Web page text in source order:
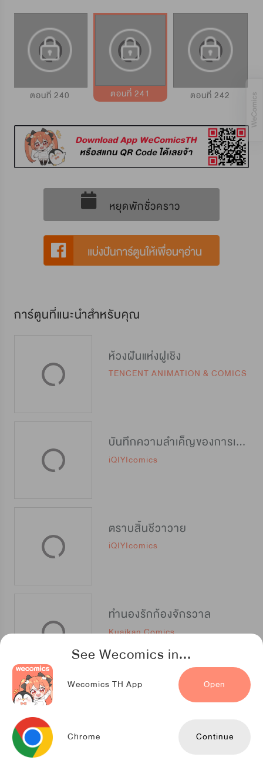
See Wecomics in...
Wecomics TH App Open
Chrome Continue
ตอนที่ 240 ตอนที่ 241 ตอนที่ 242
หยุดพักชั่วคราว
การ์ตูนที่แนะนำสำหรับคุณ
ห้วงฝันแห่งฝูเชิง
TENCENT ANIMATION & COMICS
บันทึกความลำเค็ญของการเป็นสนมคนโปรด
iQIYIcomics
ตราบสิ้นชีวาวาย
iQIYIcomics
ทำนองรักก้องจักรวาล
Kuaikan Comics
เชื่อมรักอสูรกายร้าย